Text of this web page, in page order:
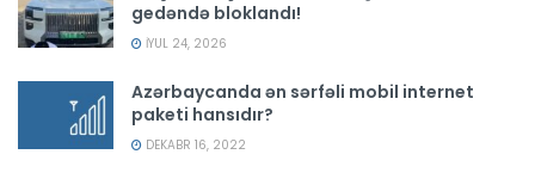
gedəndə bloklandı!
İYUL 24, 2026
Azərbaycanda ən sərfəli mobil internet
paketi hansıdır?
DEKABR 16, 2022